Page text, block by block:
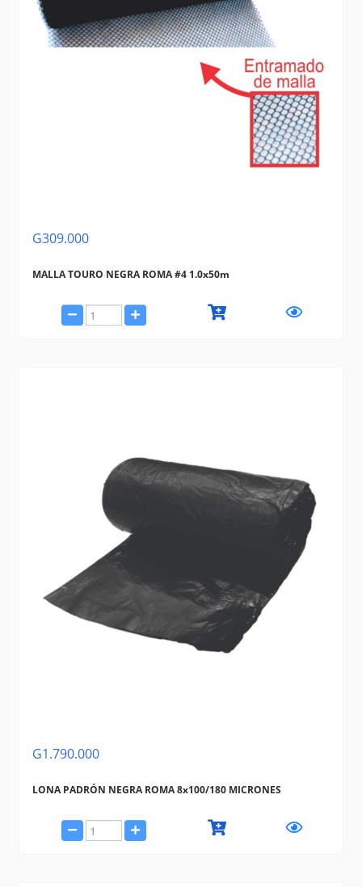
G309.000
MALLA TOURO NEGRA ROMA #4 1.0x50m
G1.790.000
LONA PADRÓN NEGRA ROMA 8x100/180 MICRONES